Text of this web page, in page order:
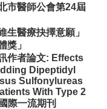
市醫師公會第24屆
生醫療抉擇意願」
獎」
作者論文: Effects
Dipeptidyl
Sulfonylureas
With Type 2
際一流期刊